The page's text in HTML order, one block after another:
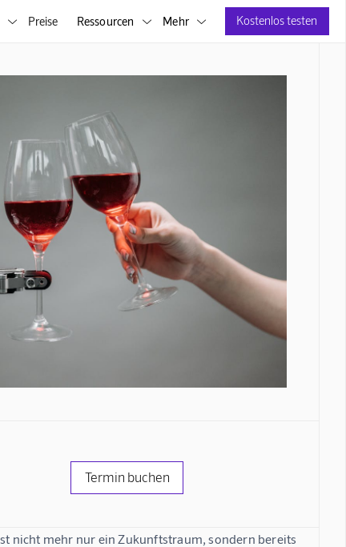
 Preise Ressourcen  Mehr  Kostenlos testen
Termin buchen
nicht mehr nur ein Zukunftstraum, sondern bereits